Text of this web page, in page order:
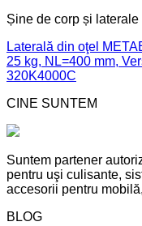
Șine de corp și
Laterală din oţel
25 kg, NL=400 mm,
320K4000C
CINE SUNTEM
Suntem partener
pentru uşi culisante,
accesorii pentru
BLOG